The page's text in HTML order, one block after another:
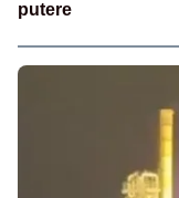
putere